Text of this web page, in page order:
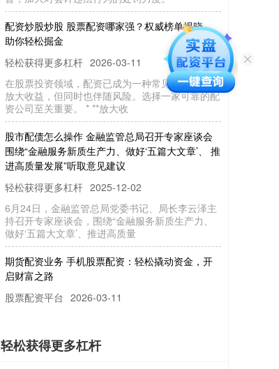
配资炒股炒股 股票配资哪家强？权威榜单揭晓，
助你轻松掘金
轻松获得更多杠杆
在股票投资领域，配资已成为一种常见手段，它能
放大收益，但同时也伴随风险。选择一家可靠的配
资公司至关重要。 * **放大收
股市配债怎么操作 金融监管总局召开专家座谈会
围绕“金融服务新质生产力、做好‘五篇大文章’、 推
进高质量发展”听取意见建议
轻松获得更多杠杆 2025-12-02
6月24日，金融监管总局党委书记、局长李云泽主
持召开专家座谈会，围绕“金融服务新质生产力、
做好‘五篇大文章’、推进高质量
期货配资业务 手机股票配资：轻松撬动资金，开
启财富之路
股票配资平台
在当今快节奏的金融市场中，手机股票配资已成为
股票配资行业 上虞股票配资平台：助力投资，创
轻松获得更多杠杆